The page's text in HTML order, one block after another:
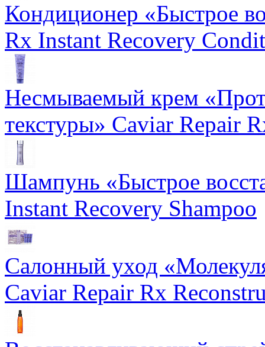
Кондиционер «Быстрое
Rx Instant Recovery
Несмываемый крем
текстуры» Caviar Repair
Шампунь «Быстрое
Instant Recovery Shampoo
Салонный уход
Caviar Repair Rx